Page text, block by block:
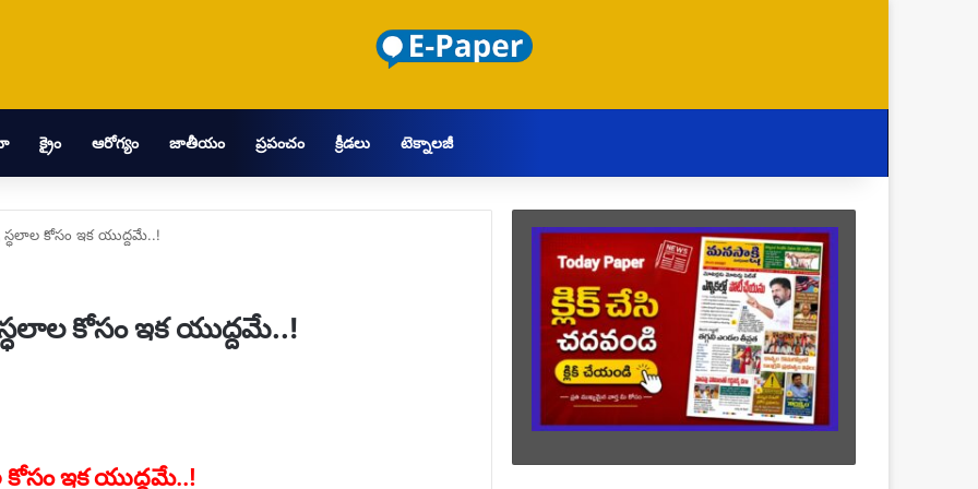
క్రైం ఆరోగ్యం జాతీయం ప్రపంచం క్రీడలు టెక్నాలజీ
స్ధలాల కోసం ఇక యుద్దమే..!
స్ధలాల కోసం ఇక యుద్దమే..!
కోసం ఇక యుద్దమే..!